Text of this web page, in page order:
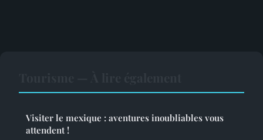
Visiter le mexique : aventures inoubliables vous
attendent !